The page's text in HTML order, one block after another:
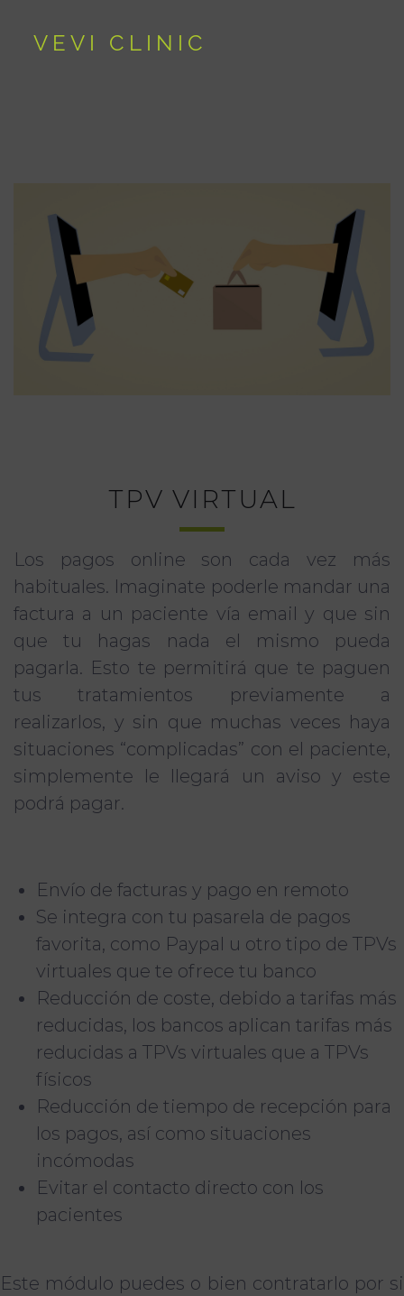
VEVI CLINIC
TPV VIRTUAL
Los pagos online son cada vez más
habituales. Imaginate poderle mandar una
factura a un paciente vía email y que sin
que tu hagas nada el mismo pueda
pagarla. Esto te permitirá que te paguen
tus tratamientos previamente a
realizarlos, y sin que muchas veces haya
situaciones “complicadas” con el paciente,
simplemente le llegará un aviso y este
podrá pagar.
Envío de facturas y pago en remoto
Se integra con tu pasarela de pagos
favorita, como Paypal u otro tipo de TPVs
virtuales que te ofrece tu banco
Reducción de coste, debido a tarifas más
reducidas, los bancos aplican tarifas más
reducidas a TPVs virtuales que a TPVs
físicos
Reducción de tiempo de recepción para
los pagos, así como situaciones
incómodas
Evitar el contacto directo con los
pacientes
Este módulo puedes o bien contratarlo por si